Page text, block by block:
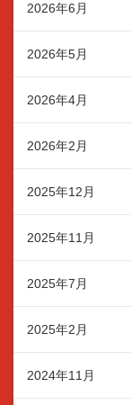
2026年6月
2026年5月
2026年4月
2026年2月
2025年12月
2025年11月
2025年7月
2025年2月
2024年11月